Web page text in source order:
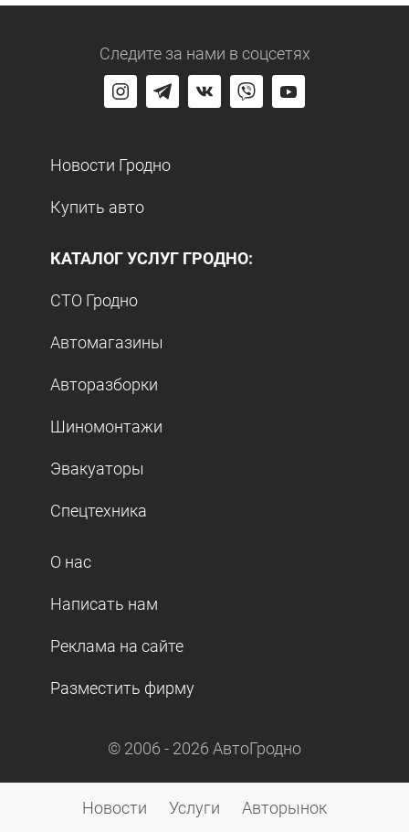
Следите за нами в соцсетях
Новости Гродно
Купить авто
КАТАЛОГ УСЛУГ ГРОДНО:
СТО Гродно
Автомагазины
Авторазборки
Шиномонтажи
Эвакуаторы
Спецтехника
О нас
Написать нам
Реклама на сайте
Разместить фирму
© 2006 - 2026 АвтоГродно
Новости Услуги Авторынок